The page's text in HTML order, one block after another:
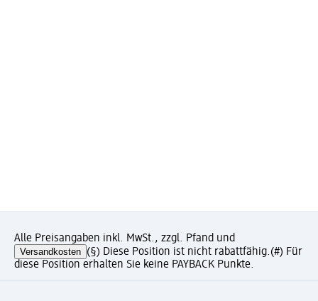
Alle Preisangaben inkl. MwSt., zzgl. Pfand und
Versandkosten (§) Diese Position ist nicht rabattfähig.(#) Für
diese Position erhalten Sie keine PAYBACK Punkte.